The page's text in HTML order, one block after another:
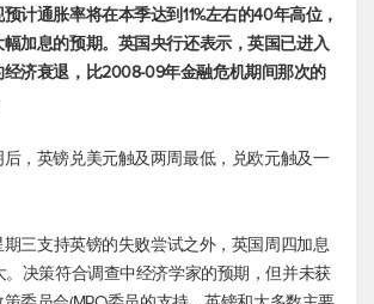
计通胀率将在本季达到11%左右的40年高位，
加息的预期。英国央行还表示，英国已进入
济衰退，比2008-09年金融危机期间那次的
， 英镑兑美元触及两周最低，兑欧元触及一
期三支持英镑的失败尝试之外，英国周四加息
。决策符合调查中经济学家的预期，但并未获